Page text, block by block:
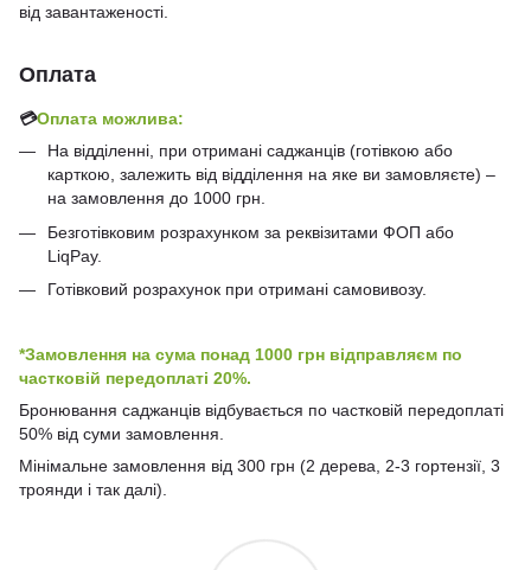
від завантаженості.
Оплата
💳Оплата можлива:
На відділенні, при отримані саджанців (готівкою або
карткою, залежить від відділення на яке ви замовляєте) –
на замовлення до 1000 грн.
Безготівковим розрахунком за реквізитами ФОП або
LiqPay.
Готівковий розрахунок при отримані самовивозу.
*Замовлення на сума понад 1000 грн відправляєм по
частковій передоплаті 20%.
Бронювання саджанців відбувається по частковій передоплаті
50% від суми замовлення.
Мінімальне замовлення від 300 грн (2 дерева, 2-3 гортензії, 3
троянди і так далі).